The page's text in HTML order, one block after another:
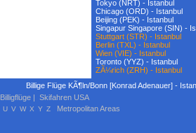
Tokyo (NRT) - Istanbul
Chicago (ORD) - Istanbul
Beijing (PEK) - Istanbul
Singapur Singapore (SIN) -
Stuttgart (STR) - Istanbul
Berlin (TXL) - Istanbul
Wien (VIE) - Istanbul
Toronto (YYZ) - Istanbul
ZÃ¼rich (ZRH) - Istanbul
Billige Flüge KÃ¶ln/Bonn [Konrad Adenauer] -
Billigflüge | Skifahren USA
U V W X Y Z Metropolitan Areas